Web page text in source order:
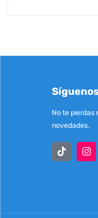
No te pierdas
novedades.